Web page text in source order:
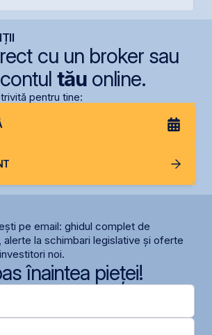
cu un broker sau
tăuonline.
pentru tine:
pe email: ghidul complet de
la schimbari legislative și oferte
noi.
înaintea pieței!